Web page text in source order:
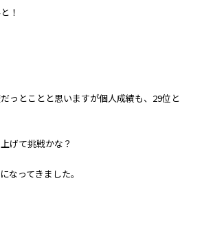
！
っとことと思いますが個人成績も、29位と
げて挑戦かな？
なってきました。